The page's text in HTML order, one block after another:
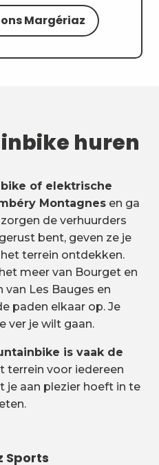
Margériaz
huren
of elektrische
Montagnesen ga
de verhuurders
bent, geven ze je
terrein ontdekken.
meer van Bourget en
Les Bauges en
paden elkaar op. Je
ver je wilt gaan.
is vaak de
terrein voor iedereen
je aan plezier hoeft in te
Sports